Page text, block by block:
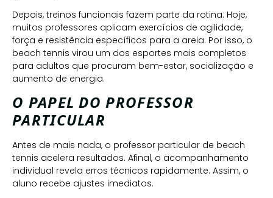
Depois, treinos funcionais fazem parte da rotina. Hoje,
muitos professores aplicam exercícios de agilidade,
força e resistência específicos para a areia. Por isso, o
beach tennis virou um dos esportes mais completos
para adultos que procuram bem-estar, socialização e
aumento de energia.
O PAPEL DO PROFESSOR
PARTICULAR
Antes de mais nada, o professor particular de beach
tennis acelera resultados. Afinal, o acompanhamento
individual revela erros técnicos rapidamente. Assim, o
aluno recebe ajustes imediatos.